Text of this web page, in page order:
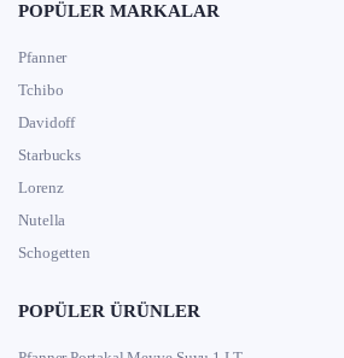
POPÜLER MARKALAR
Pfanner
Tchibo
Davidoff
Starbucks
Lorenz
Nutella
Schogetten
POPÜLER ÜRÜNLER